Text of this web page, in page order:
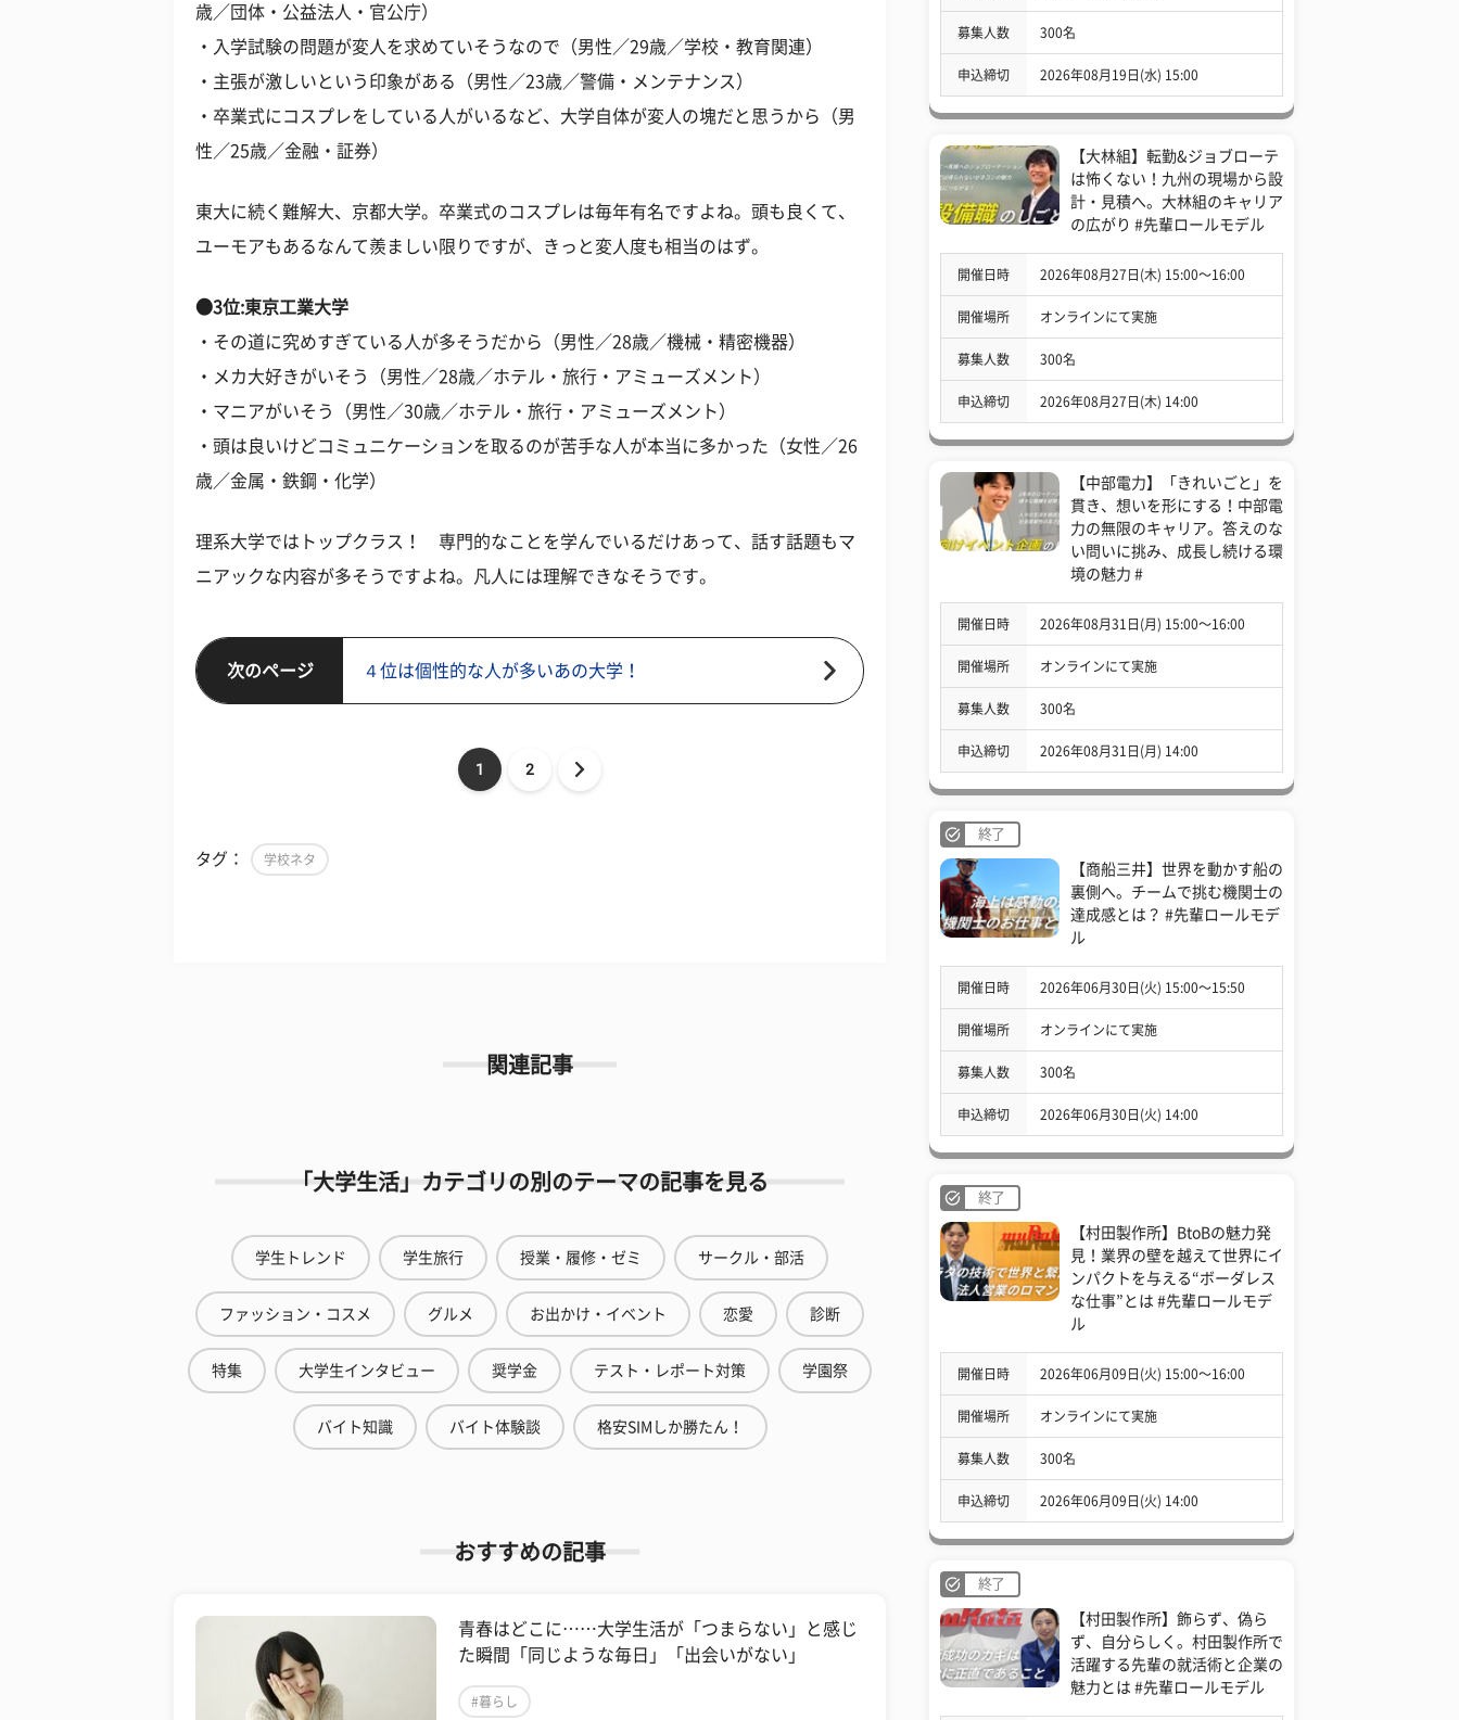
歳／団体・公益法人・官公庁）
・入学試験の問題が変人を求めていそうなので（男性／29歳／学校・教育関連）
・主張が激しいという印象がある（男性／23歳／警備・メンテナンス）
・卒業式にコスプレをしている人がいるなど、大学自体が変人の塊だと思うから（男
性／25歳／金融・証券）
東大に続く難解大、京都大学。卒業式のコスプレは毎年有名ですよね。頭も良くて、
ユーモアもあるなんて羨ましい限りですが、きっと変人度も相当のはず。
●3位:東京工業大学
・その道に究めすぎている人が多そうだから（男性／28歳／機械・精密機器）
・メカ大好きがいそう（男性／28歳／ホテル・旅行・アミューズメント）
・マニアがいそう（男性／30歳／ホテル・旅行・アミューズメント）
・頭は良いけどコミュニケーションを取るのが苦手な人が本当に多かった（女性／26
歳／金属・鉄鋼・化学）
理系大学ではトップクラス！ 専門的なことを学んでいるだけあって、話す話題もマ
ニアックな内容が多そうですよね。凡人には理解できなそうです。
次のページ ４位は個性的な人が多いあの大学！
1 2
タグ： 学校ネタ
関連記事
「大学生活」カテゴリの別のテーマの記事を見る
学生トレンド 学生旅行 授業・履修・ゼミ サークル・部活
ファッション・コスメ グルメ お出かけ・イベント 恋愛 診断
特集 大学生インタビュー 奨学金 テスト・レポート対策 学園祭
バイト知識 バイト体験談 格安SIMしか勝たん！
おすすめの記事
青春はどこに……大学生活が「つまらない」と感じ
た瞬間「同じような毎日」「出会いがない」
#暮らし
募集人数 300名
申込締切 2026年08月19日(水) 15:00
【大林組】転勤&ジョブローテ
は怖くない！九州の現場から設
計・見積へ。大林組のキャリア
の広がり #先輩ロールモデル
開催日時 2026年08月27日(木) 15:00〜16:00
開催場所 オンラインにて実施
募集人数 300名
申込締切 2026年08月27日(木) 14:00
【中部電力】「きれいごと」を
貫き、想いを形にする！中部電
力の無限のキャリア。答えのな
い問いに挑み、成長し続ける環
境の魅力 #
開催日時 2026年08月31日(月) 15:00〜16:00
開催場所 オンラインにて実施
募集人数 300名
申込締切 2026年08月31日(月) 14:00
終了
【商船三井】世界を動かす船の
裏側へ。チームで挑む機関士の
達成感とは？ #先輩ロールモデ
ル
開催日時 2026年06月30日(火) 15:00〜15:50
開催場所 オンラインにて実施
募集人数 300名
申込締切 2026年06月30日(火) 14:00
終了
【村田製作所】BtoBの魅力発
見！業界の壁を越えて世界にイ
ンパクトを与える“ボーダレス
な仕事”とは #先輩ロールモデ
ル
開催日時 2026年06月09日(火) 15:00〜16:00
開催場所 オンラインにて実施
募集人数 300名
申込締切 2026年06月09日(火) 14:00
終了
【村田製作所】飾らず、偽ら
ず、自分らしく。村田製作所で
活躍する先輩の就活術と企業の
魅力とは #先輩ロールモデル